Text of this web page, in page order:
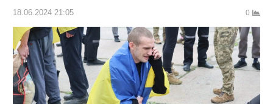
18.06.2024 21:05 0